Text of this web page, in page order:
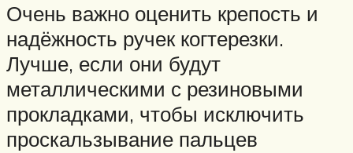
Очень важно оценить крепость и
надёжность ручек когтерезки.
Лучше, если они будут
металлическими с резиновыми
прокладками, чтобы исключить
проскальзывание пальцев